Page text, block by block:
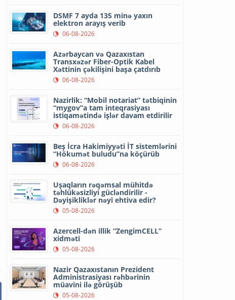
DSMF 7 ayda 135 minə yaxın
elektron arayış verib
06-08-2026
Azərbaycan və Qazaxıstan
Transxəzər Fiber-Optik Kabel
Xəttinin çəkilişini başa çatdırıb
06-08-2026
Nazirlik: “Mobil notariat” tətbiqinin
“mygov”a tam inteqrasiyası
istiqamətində işlər davam etdirilir
06-08-2026
Beş İcra Hakimiyyəti İT sistemlərini
“Hökumət buludu”na köçürüb
06-08-2026
Uşaqların rəqəmsal mühitdə
təhlükəsizliyi gücləndirilir -
Dəyişikliklər nəyi ehtiva edir?
05-08-2026
Azercell-dən illik “ZengimCELL”
xidməti
05-08-2026
Nazir Qazaxıstanın Prezident
Administrasiyası rəhbərinin
müavini ilə görüşüb
05-08-2026